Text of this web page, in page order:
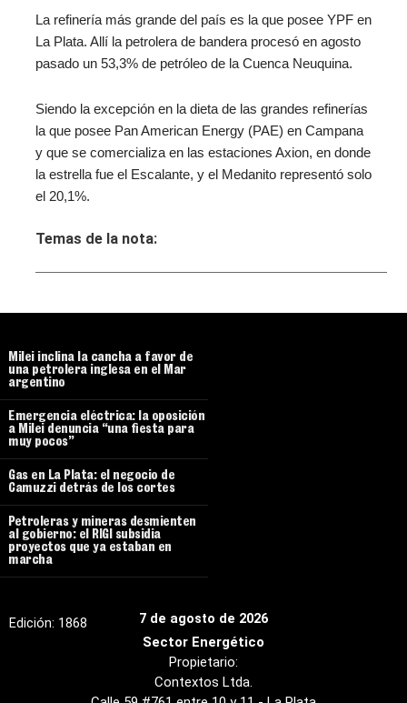
La refinería más grande del país es la que posee YPF en
La Plata. Allí la petrolera de bandera procesó en agosto
pasado un 53,3% de petróleo de la Cuenca Neuquina.
Siendo la excepción en la dieta de las grandes refinerías
la que posee Pan American Energy (PAE) en Campana
y que se comercializa en las estaciones Axion, en donde
la estrella fue el Escalante, y el Medanito representó solo
el 20,1%.
Temas de la nota:
7 de agosto de 2026
Edición: 1868
Sector Energético
Propietario:
Contextos Ltda.
Milei inclina la cancha a favor de
una petrolera inglesa en el Mar
argentino
Emergencia eléctrica: la oposición
a Milei denuncia “una fiesta para
muy pocos”
Gas en La Plata: el negocio de
Camuzzi detrás de los cortes
Petroleras y mineras desmienten
al gobierno: el RIGI subsidia
proyectos que ya estaban en
marcha